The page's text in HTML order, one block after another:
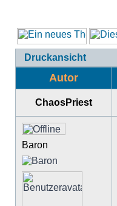
Druckansicht
Autor
ChaosPriest
Baron